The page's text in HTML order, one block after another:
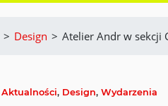
> Design > Atelier Andr w sekcji
Aktualności, Design, Wydarzenia